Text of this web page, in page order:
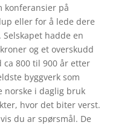
konferansier på
eller for å lede dere
hadde en
og et overskudd
ca 800 til 900 år etter
byggverk som
norske i daglig bruk
hvor det biter verst.
du ar spørsmål. De